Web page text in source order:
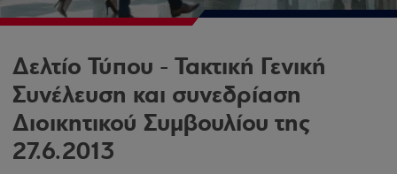
Δελτίο Τύπου - Τακτική Γενική
Συνέλευση και συνεδρίαση
Διοικητικού Συμβουλίου της
27.6.2013